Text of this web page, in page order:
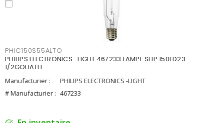
PHIC150S55ALTO
PHILIPS ELECTRONICS -LIGHT 467233 LAMPE SHP 150ED23
1/2GOLIATH
Manufacturier :
PHILIPS ELECTRONICS -LIGHT
# Manufacturier : 467233